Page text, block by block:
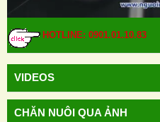
HOTLINE: 0901.01.10.83
VIDEOS
CHĂN NUÔI QUA ẢNH